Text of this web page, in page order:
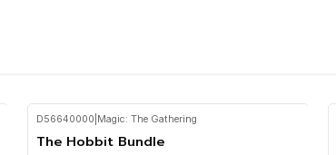
D56640000 Magic: The Gathering
The Hobbit Bundle